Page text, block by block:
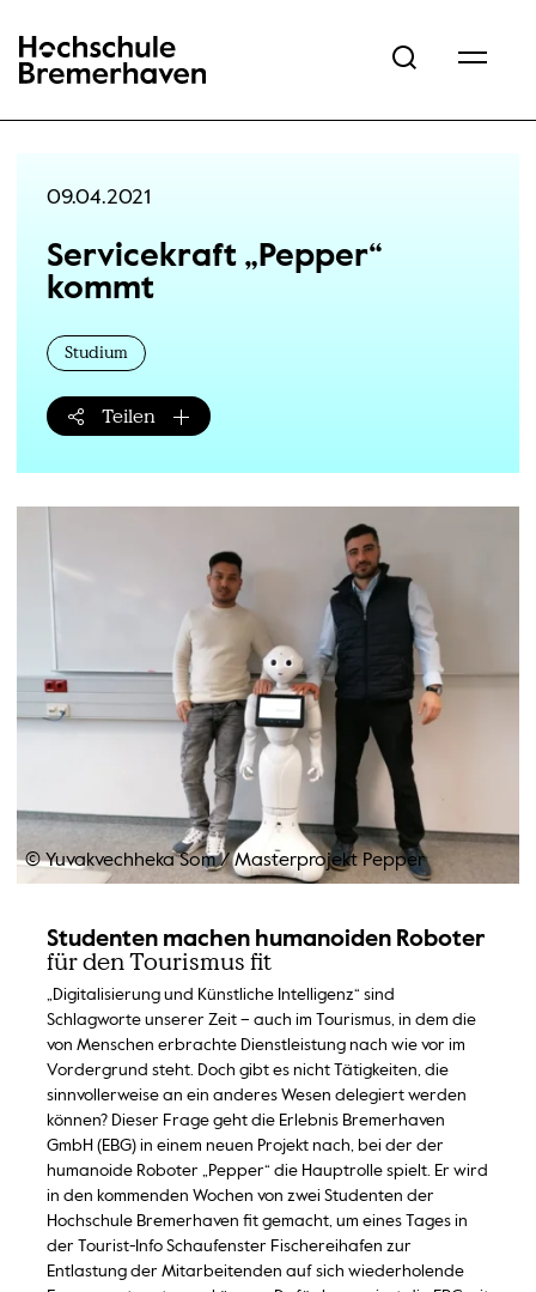
Hochschule Bremerhaven
09.04.2021
Servicekraft „Pepper“
kommt
Studium
Teilen
Teilen-Menü öffnen
© Yuvakvechheka Som/Masterprojekt Pepper
Studenten machen humanoiden Roboter
für den Tourismus fit
„Digitalisierung und Künstliche Intelligenz“ sind
Schlagworte unserer Zeit – auch im Tourismus, in dem die
von Menschen erbrachte Dienstleistung nach wie vor im
Vordergrund steht. Doch gibt es nicht Tätigkeiten, die
sinnvollerweise an ein anderes Wesen delegiert werden
können? Dieser Frage geht die Erlebnis Bremerhaven
GmbH (EBG) in einem neuen Projekt nach, bei der der
humanoide Roboter „Pepper“ die Hauptrolle spielt. Er wird
in den kommenden Wochen von zwei Studenten der
Hochschule Bremerhaven fit gemacht, um eines Tages in
der Tourist-Info Schaufenster Fischereihafen zur
Entlastung der Mitarbeitenden auf sich wiederholende